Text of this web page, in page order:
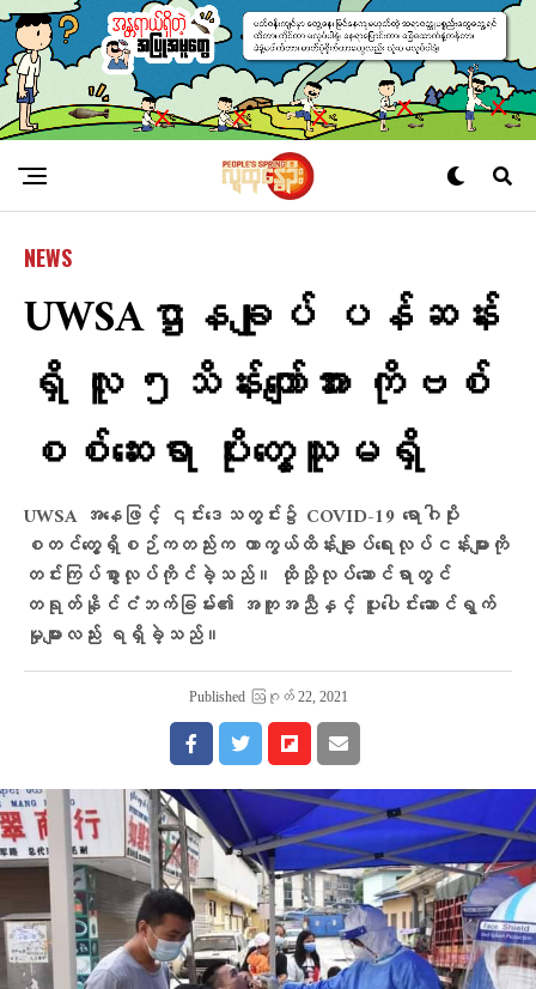
NEWS
UWSAဌာနချုပ် ပန်ဆန်း
ရှိ လူ ၅သိန်းကျော်အား ကိုဗစ်
စစ်ဆေးရာ ပိုးတွေ့သူမရှိ
UWSA အနေဖြင့် ၎င်းဒေသတွင်း၌ COVID-19 ရောဂါပိုး
စတင်တွေ့ရှိစဉ်ကတည်းက ကာကွယ်ထိန်းချုပ်ရေးလုပ်ငန်းများကို
တင်းကြပ်စွာလုပ်ကိုင်ခဲ့သည်။ ထိုသို့လုပ်ဆောင်ရာတွင်
တရုတ်နိုင်ငံဘက်ခြမ်း၏ အကူအညီနှင့် ပူးပေါင်းဆောင်ရွက်
မှုများလည်း ရရှိခဲ့သည်။
Published ဩဂုတ် 22, 2021